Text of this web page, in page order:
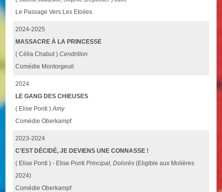
Le Passage Vers Les Etoiles
2024-2025
MASSACRE À LA PRINCESSE
( Célia Chabut )Cendrillon
Comédie Montorgeuil
2024
LE GANG DES CHIEUSES
( Elise Ponti )Amy
Comédie Oberkampf
2023-2024
C'EST DÉCIDÉ, JE DEVIENS UNE CONNASSE !
( Elise Ponti ) - Elise PontiPrincipal, Dolorès (Eligible aux Molières
2024)
Comédie Oberkampf